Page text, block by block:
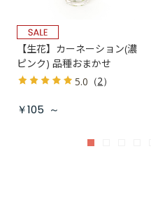
【生花】カーネーション(濃
ピンク) 品種おまかせ
5.0 （2）
￥105 ～